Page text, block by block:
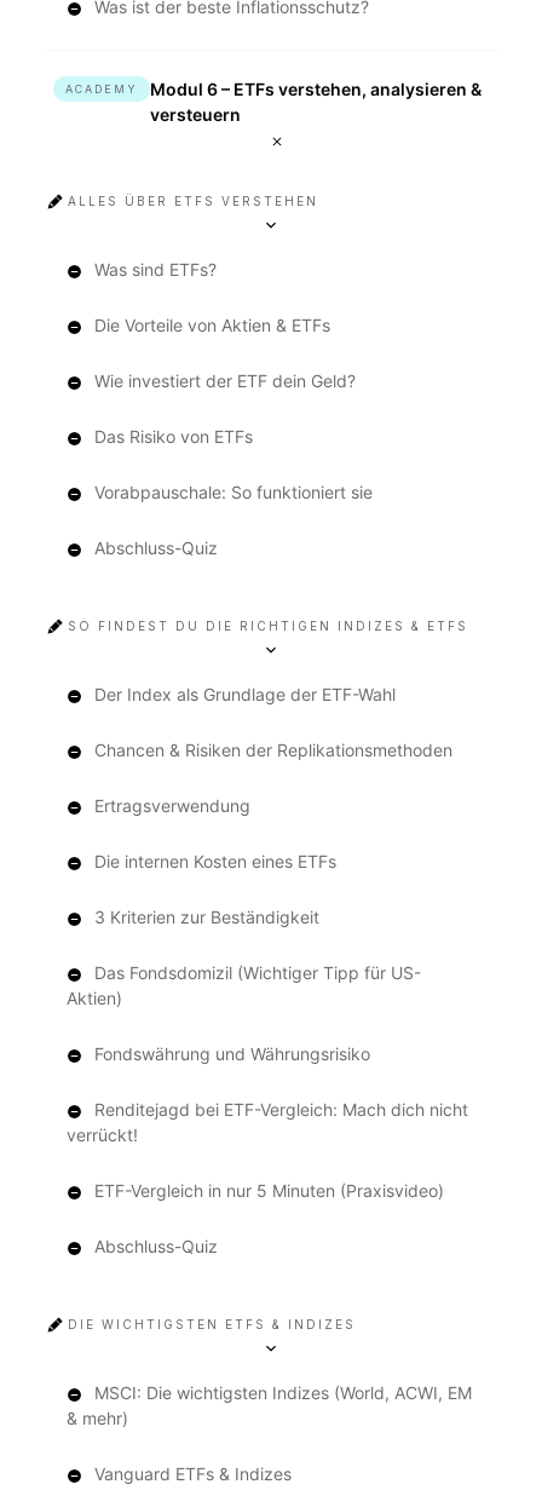
Was ist der beste Inflationsschutz?
ACADEMY
Modul 6 – ETFs verstehen, analysieren &
versteuern
ALLES ÜBER ETFS VERSTEHEN
Was sind ETFs?
Die Vorteile von Aktien & ETFs
Wie investiert der ETF dein Geld?
Das Risiko von ETFs
Vorabpauschale: So funktioniert sie
Abschluss-Quiz
SO FINDEST DU DIE RICHTIGEN INDIZES & ETFS
Der Index als Grundlage der ETF-Wahl
Chancen & Risiken der Replikationsmethoden
Ertragsverwendung
Die internen Kosten eines ETFs
3 Kriterien zur Beständigkeit
Das Fondsdomizil (Wichtiger Tipp für US-
Aktien)
Fondswährung und Währungsrisiko
Renditejagd bei ETF-Vergleich: Mach dich nicht
verrückt!
ETF-Vergleich in nur 5 Minuten (Praxisvideo)
Abschluss-Quiz
DIE WICHTIGSTEN ETFS & INDIZES
MSCI: Die wichtigsten Indizes (World, ACWI, EM
& mehr)
Vanguard ETFs & Indizes